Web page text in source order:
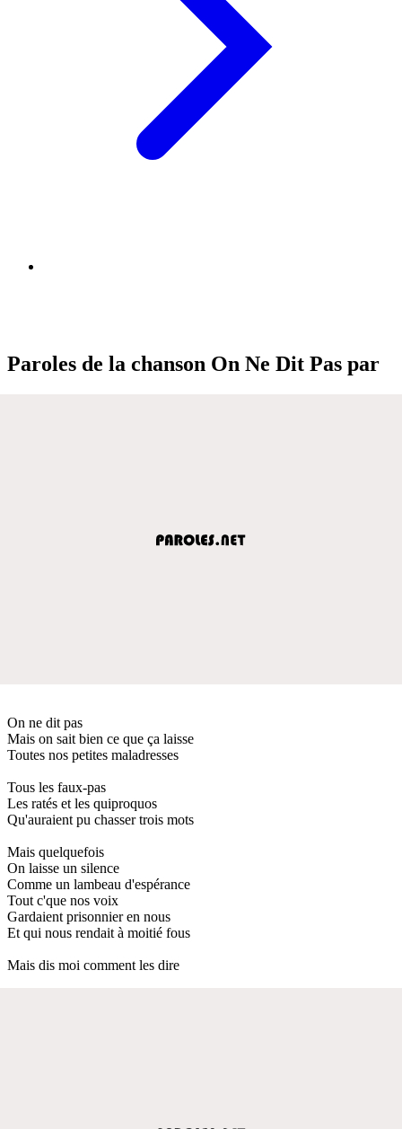
Paroles de la chanson On Ne Dit Pas par
On ne dit pas
Mais on sait bien ce que ça laisse
Toutes nos petites maladresses
Tous les faux-pas
Les ratés et les quiproquos
Qu'auraient pu chasser trois mots
Mais quelquefois
On laisse un silence
Comme un lambeau d'espérance
Tout c'que nos voix
Gardaient prisonnier en nous
Et qui nous rendait à moitié fous
Mais dis moi comment les dire